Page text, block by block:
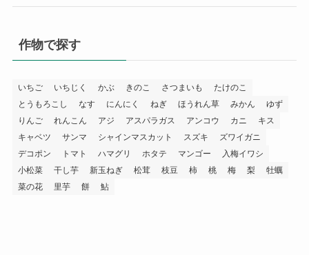
作物で探す
いちご いちじく かぶ きのこ さつまいも
たけのこ
とうもろこし
なす にんにく ねぎ ほうれん草 みかん
ゆず
りんご
れんこん アジ アスパラガス アンコウ カニ
キス
キャベツ
サンマ シャインマスカット スズキ
ズワイガニ
デコポン
トマト ハマグリ ホタテ マンゴー
入梅イワシ
小松菜
干し芋 新玉ねぎ 松茸 枝豆 柿 桃 梅 梨
牡蠣
菜の花
里芋 餅 鮎